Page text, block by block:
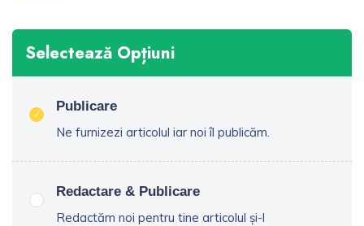
Selectează Opțiuni
Publicare
Ne furnizezi articolul iar noi îl publicăm.
Redactare & Publicare
Redactăm noi pentru tine articolul și-l